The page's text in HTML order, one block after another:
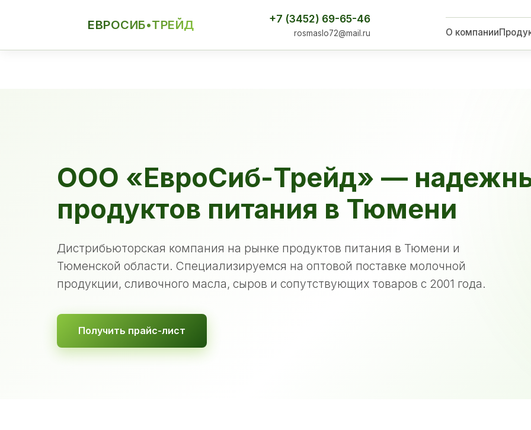
ЕВРОСИБ•ТРЕЙД +7 (3452) 69-65-46
rosmaslo72@mail.ru О компании
ООО «ЕвроСиб-Трейд» —
продуктов питания в Тюмени
Дистрибьюторская компания на рынке продуктов питания в Тюмени и
Тюменской области. Специализируемся на оптовой поставке молочной
продукции, сливочного масла, сыров и сопутствующих товаров с 2001 года.
Получить прайс-лист